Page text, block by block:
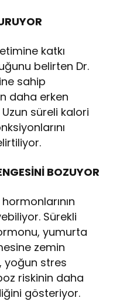
katkı
belirten Dr.
sahip
daha erken
süreli kalori
BOZUYOR
Sürekli
yumurta
zemin
yoğun stres
riskinin daha
gösteriyor.